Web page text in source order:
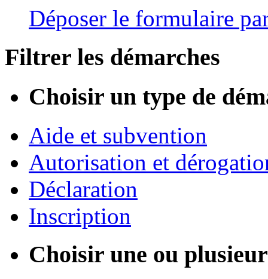
Déposer le formulaire
Filtrer les démarches
Choisir un type de
Aide et subvention
Autorisation et
Déclaration
Inscription
Choisir une ou